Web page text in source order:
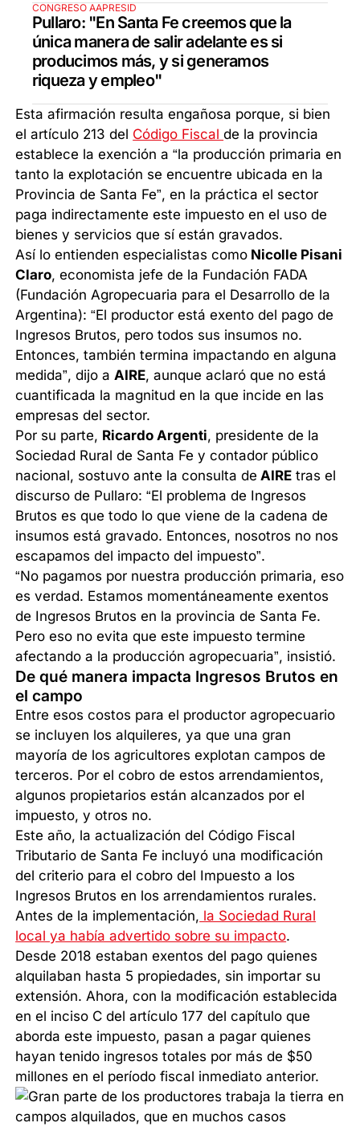
CONGRESO AAPRESID
Pullaro: "En Santa Fe creemos que la
única manera de salir adelante es si
producimos más, y si generamos
riqueza y empleo"
Esta afirmación resulta engañosa porque, si bien
el artículo 213 del Código Fiscalde la provincia
establece la exención a “la producción primaria en
tanto la explotación se encuentre ubicada en la
Provincia de Santa Fe”, en la práctica el sector
paga indirectamente este impuesto en el uso de
bienes y servicios que sí están gravados.
Así lo entienden especialistas como Nicolle Pisani
Claro, economista jefe de la Fundación FADA
(Fundación Agropecuaria para el Desarrollo de la
Argentina): “El productor está exento del pago de
Ingresos Brutos, pero todos sus insumos no.
Entonces, también termina impactando en alguna
medida”, dijo a AIRE, aunque aclaró que no está
cuantificada la magnitud en la que incide en las
empresas del sector.
Por su parte, Ricardo Argenti, presidente de la
Sociedad Rural de Santa Fe y contador público
nacional, sostuvo ante la consulta de AIRE tras el
discurso de Pullaro: “El problema de Ingresos
Brutos es que todo lo que viene de la cadena de
insumos está gravado. Entonces, nosotros no nos
escapamos del impacto del impuesto”.
“No pagamos por nuestra producción primaria, eso
es verdad. Estamos momentáneamente exentos
de Ingresos Brutos en la provincia de Santa Fe.
Pero eso no evita que este impuesto termine
afectando a la producción agropecuaria”, insistió.
De qué manera impacta Ingresos Brutos en
el campo
Entre esos costos para el productor agropecuario
se incluyen los alquileres, ya que una gran
mayoría de los agricultores explotan campos de
terceros. Por el cobro de estos arrendamientos,
algunos propietarios están alcanzados por el
impuesto, y otros no.
Este año, la actualización del Código Fiscal
Tributario de Santa Fe incluyó una modificación
del criterio para el cobro del Impuesto a los
Ingresos Brutos en los arrendamientos rurales.
Antes de la implementación, la Sociedad Rural
local ya había advertido sobre su impacto.
Desde 2018 estaban exentos del pago quienes
alquilaban hasta 5 propiedades, sin importar su
extensión. Ahora, con la modificación establecida
en el inciso C del artículo 177 del capítulo que
aborda este impuesto, pasan a pagar quienes
hayan tenido ingresos totales por más de $50
millones en el período fiscal inmediato anterior.